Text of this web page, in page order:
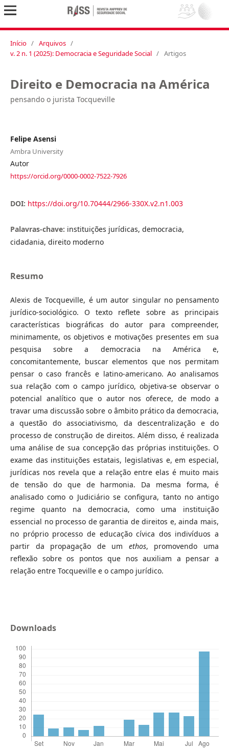
Início / Arquivos /
v. 2 n. 1 (2025): Democracia e Seguridade Social / Artigos
Direito e Democracia na América
pensando o jurista Tocqueville
Felipe Asensi
Ambra University
Autor
https://orcid.org/0000-0002-7522-7926
DOI: https://doi.org/10.70444/2966-330X.v2.n1.003
Palavras-chave: instituições jurídicas, democracia,
cidadania, direito moderno
Resumo
Alexis de Tocqueville, é um autor singular no pensamento
jurídico-sociológico. O texto reflete sobre as principais
características biográficas do autor para compreender,
minimamente, os objetivos e motivações presentes em sua
pesquisa sobre a democracia na América e,
concomitantemente, buscar elementos que nos permitam
pensar o caso francês e latino-americano. Ao analisamos
sua relação com o campo jurídico, objetiva-se observar o
potencial analítico que o autor nos oferece, de modo a
travar uma discussão sobre o âmbito prático da democracia,
a questão do associativismo, da descentralização e do
processo de construção de direitos. Além disso, é realizada
uma análise de sua concepção das próprias instituições. O
exame das instituições estatais, legislativas e, em especial,
jurídicas nos revela que a relação entre elas é muito mais
de tensão do que de harmonia. Da mesma forma, é
analisado como o Judiciário se configura, tanto no antigo
regime quanto na democracia, como uma instituição
essencial no processo de garantia de direitos e, ainda mais,
no próprio processo de educação cívica dos indivíduos a
partir da propagação de um ethos, promovendo uma
reflexão sobre os pontos que nos auxiliam a pensar a
relação entre Tocqueville e o campo jurídico.
Downloads